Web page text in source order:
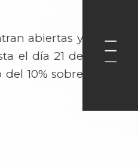
abiertas y
el día 21 de
10% sobre